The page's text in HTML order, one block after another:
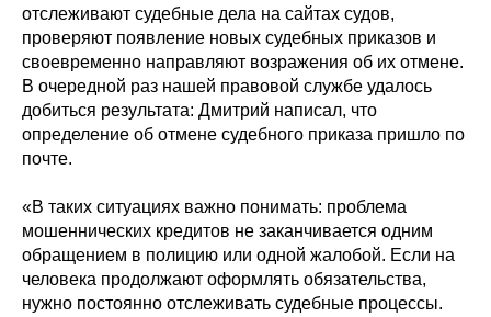
отслеживают судебные дела на сайтах судов,
проверяют появление новых судебных приказов и
своевременно направляют возражения об их отмене.
В очередной раз нашей правовой службе удалось
добиться результата: Дмитрий написал, что
определение об отмене судебного приказа пришло по
почте.
«В таких ситуациях важно понимать: проблема
мошеннических кредитов не заканчивается одним
обращением в полицию или одной жалобой. Если на
человека продолжают оформлять обязательства,
нужно постоянно отслеживать судебные процессы.